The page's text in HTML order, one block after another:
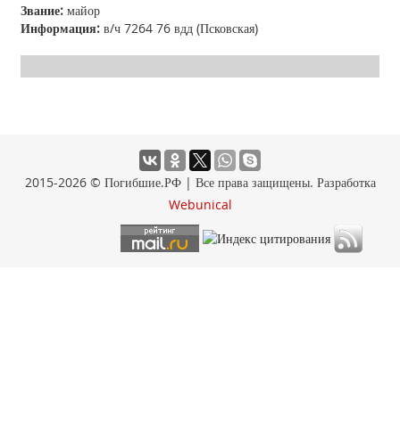
Звание: майор
Информация: в/ч 7264 76 вдд (Псковская)
2015-2026 © Погибшие.РФ | Все права защищены. Разработка
Webunical